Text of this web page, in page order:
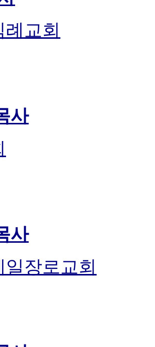
교회
사
사
일장로교회